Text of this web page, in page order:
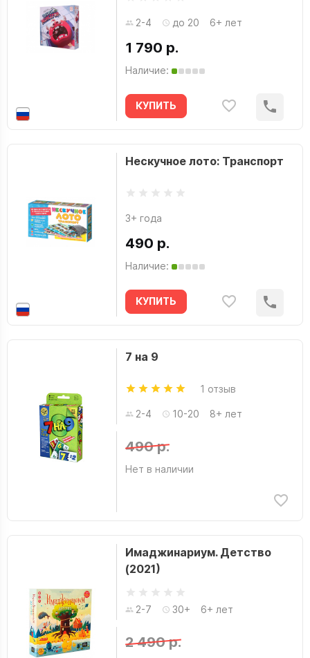
2-4 до 20 6+ лет
1 790 р.
Наличие:
КУПИТЬ
Нескучное лото: Транспорт
3+ года
490 р.
Наличие:
КУПИТЬ
7 на 9
1 отзыв
2-4 10-20 8+ лет
490 р.
Нет в наличии
Имаджинариум. Детство
(2021)
2-7 30+ 6+ лет
2 490 р.